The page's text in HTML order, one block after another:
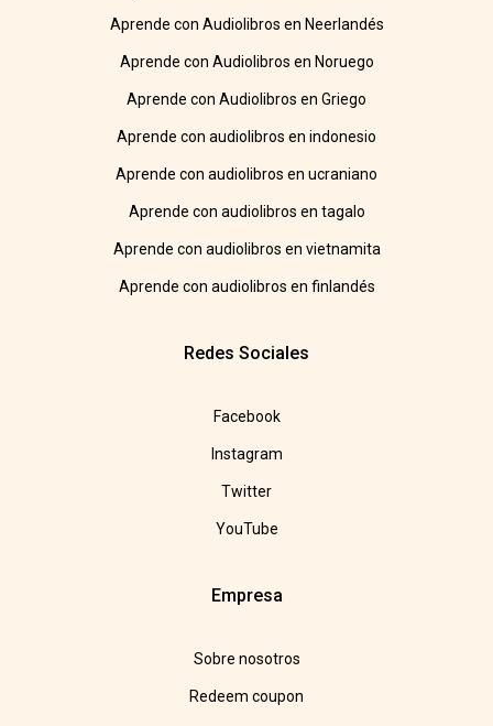
Aprende con Audiolibros en Neerlandés
Aprende con Audiolibros en Noruego
Aprende con Audiolibros en Griego
Aprende con audiolibros en indonesio
Aprende con audiolibros en ucraniano
Aprende con audiolibros en tagalo
Aprende con audiolibros en vietnamita
Aprende con audiolibros en finlandés
Redes Sociales
Facebook
Instagram
Twitter
YouTube
Empresa
Sobre nosotros
Redeem coupon